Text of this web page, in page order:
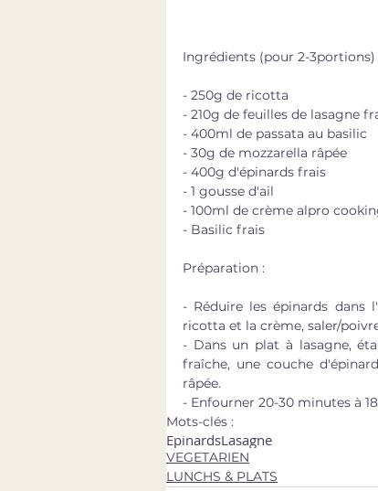
Ingrédients (pour 2-3portions)
- 250g de ricotta
- 210g de feuilles de lasagne
- 400ml de passata au basilic
- 30g de mozzarella râpée
- 400g d'épinards frais
- 1 gousse d'ail
- 100ml de crème alpro
- Basilic frais
Préparation :
- Réduire les épinards dans
ricotta et la crème, saler/
- Dans un plat à lasagne,
fraîche, une couche
râpée.
- Enfourner 20-30 minutes à
Mots-clés :
EpinardsLasagne
VEGETARIEN
LUNCHS & PLATS